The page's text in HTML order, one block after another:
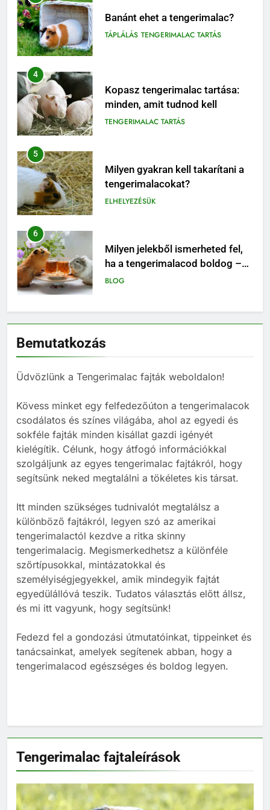
Banánt ehet a tengerimalac?
TÁPLÁLÁS TENGERIMALAC TARTÁS
4
Kopasz tengerimalac tartása:
minden, amit tudnod kell
TENGERIMALAC TARTÁS
5
Milyen gyakran kell takarítani a
tengerimalacokat?
ELHELYEZÉSÜK
6
Milyen jelekből ismerheted fel,
ha a tengerimalacod boldog –
vagy épp unatkozik?
BLOG
7
tartani tengerimalacot – és
hogyan válassz neki megfelelő
társat?
BLOG
Mi kell egy tengerimalacnak?
BLOG
1
Tengerimalac és nyúl együtt
tartása
BLOG ELHELYEZÉSÜK
2
Barackot ehet a tengerimalac?
TÁPLÁLÁS
Banánt ehet a tengerimalac?
TÁPLÁLÁS TENGERIMALAC TARTÁS
Kopasz tengerimalac tartása:
minden, amit tudnod kell
TENGERIMALAC TARTÁS
5
Milyen gyakran kell takarítani a
Bemutatkozás
Üdvözlünk a Tengerimalac fajták weboldalon!
Kövess minket egy felfedezőúton a tengerimalacok
csodálatos és színes világába, ahol az egyedi és
sokféle fajták minden kisállat gazdi igényét
kielégítik. Célunk, hogy átfogó információkkal
szolgáljunk az egyes tengerimalac fajtákról, hogy
segítsünk neked megtalálni a tökéletes kis társat.
Itt minden szükséges tudnivalót megtalálsz a
különböző fajtákról, legyen szó az amerikai
tengerimalactól kezdve a ritka skinny
tengerimalacig. Megismerkedhetsz a különféle
szőrtípusokkal, mintázatokkal és
személyiségjegyekkel, amik mindegyik fajtát
egyedülállóvá teszik. Tudatos választás előtt állsz,
és mi itt vagyunk, hogy segítsünk!
Fedezd fel a gondozási útmutatóinkat, tippeinket és
tanácsainkat, amelyek segítenek abban, hogy a
tengerimalacod egészséges és boldog legyen.
Tengerimalac fajtaleírások